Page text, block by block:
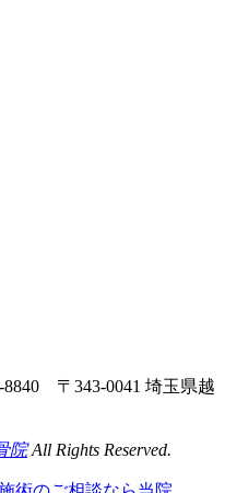
〒343-0041 埼玉県越
院All Rights Reserved.